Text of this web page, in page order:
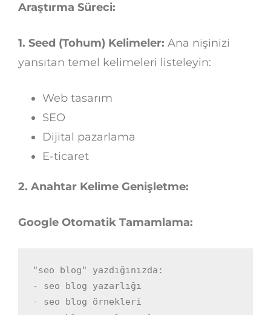
Araştırma Süreci:
1. Seed (Tohum) Kelimeler: Ana nişinizi
yansıtan temel kelimeleri listeleyin:
Web tasarım
SEO
Dijital pazarlama
E-ticaret
2. Anahtar Kelime Genişletme:
Google Otomatik Tamamlama:
"seo blog" yazdığınızda:
- seo blog yazarlığı
- seo blog örnekleri